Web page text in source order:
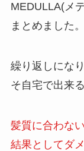
MEDULLA(メ
まとめました。
繰り返しにな
そ自宅で出来
髪質に合わな
結果としてダ